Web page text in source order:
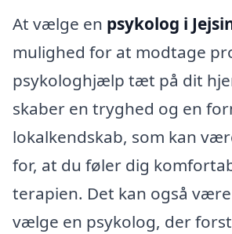
At vælge en psykolog i
mulighed for at modtage
psykologhjælp tæt på dit
skaber en tryghed og en
lokalkendskab, som kan
for, at du føler dig
terapien. Det kan også
vælge en psykolog, der